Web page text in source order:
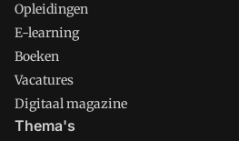
Opleidingen
E-learning
Boeken
Vacatures
Digitaal magazine
Thema's